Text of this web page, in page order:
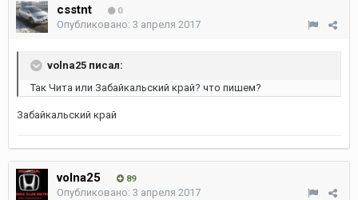
csstnt 0
Опубликовано: 3 апреля 2017
volna25 писал:
Так Чита или Забайкальский край? что пишем?
Забайкальский край
volna25 89
Опубликовано: 3 апреля 2017